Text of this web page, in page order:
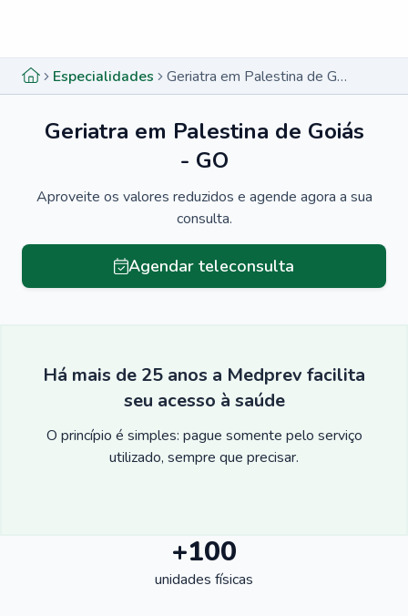
Especialidades Geriatra em Palestina de Goiás - GO
Geriatra em Palestina de Goiás
- GO
Aproveite os valores reduzidos e agende agora a sua
consulta.
Agendar teleconsulta
Há mais de 25 anos a Medprev facilita
seu acesso à saúde
O princípio é simples: pague somente pelo serviço
utilizado, sempre que precisar.
+100
unidades físicas